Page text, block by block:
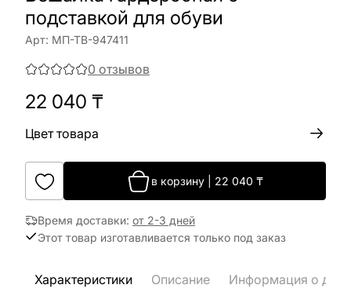
подставкой для обуви
Арт: МП-ТВ-947411
0 отзывов
22 040 ₸
Цвет товара
в корзину 22 040 ₸
Время доставки: от 2-3 дней
Этот товар изготавливается только под заказ
Характеристики Описание Информация о